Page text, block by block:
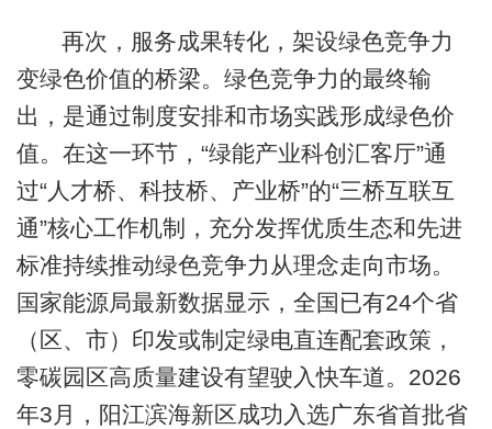
再次，服务成果转化，架设绿色竞争力
变绿色价值的桥梁。绿色竞争力的最终输
出，是通过制度安排和市场实践形成绿色价
值。在这一环节，“绿能产业科创汇客厅”通
过“人才桥、科技桥、产业桥”的“三桥互联互
通”核心工作机制，充分发挥优质生态和先进
标准持续推动绿色竞争力从理念走向市场。
国家能源局最新数据显示，全国已有24个省
（区、市）印发或制定绿电直连配套政策，
零碳园区高质量建设有望驶入快车道。2026
年3月，阳江滨海新区成功入选广东省首批省